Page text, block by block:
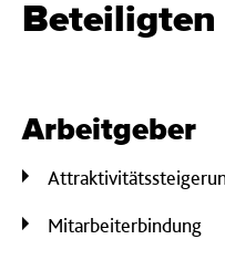
Beteiligten
Arbeitgeber
Mitarbeiterbindung